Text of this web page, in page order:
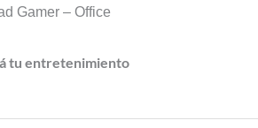
Gamer – Office
tu entretenimiento